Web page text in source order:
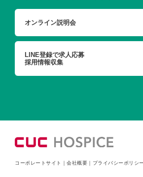
オンライン説明会
LINE登録で求人応募
採用情報収集
コーポレートサイト ｜ 会社概要 ｜ プライバシーポリシー